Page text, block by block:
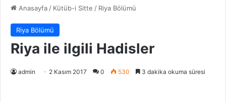
Anasayfa/ Kütüb-i Sitte / Riya Bölümü
Riya Bölümü
Riya ile ilgili Hadisler
admin 2 Kasım 2017 0 530 3 dakika okuma süresi